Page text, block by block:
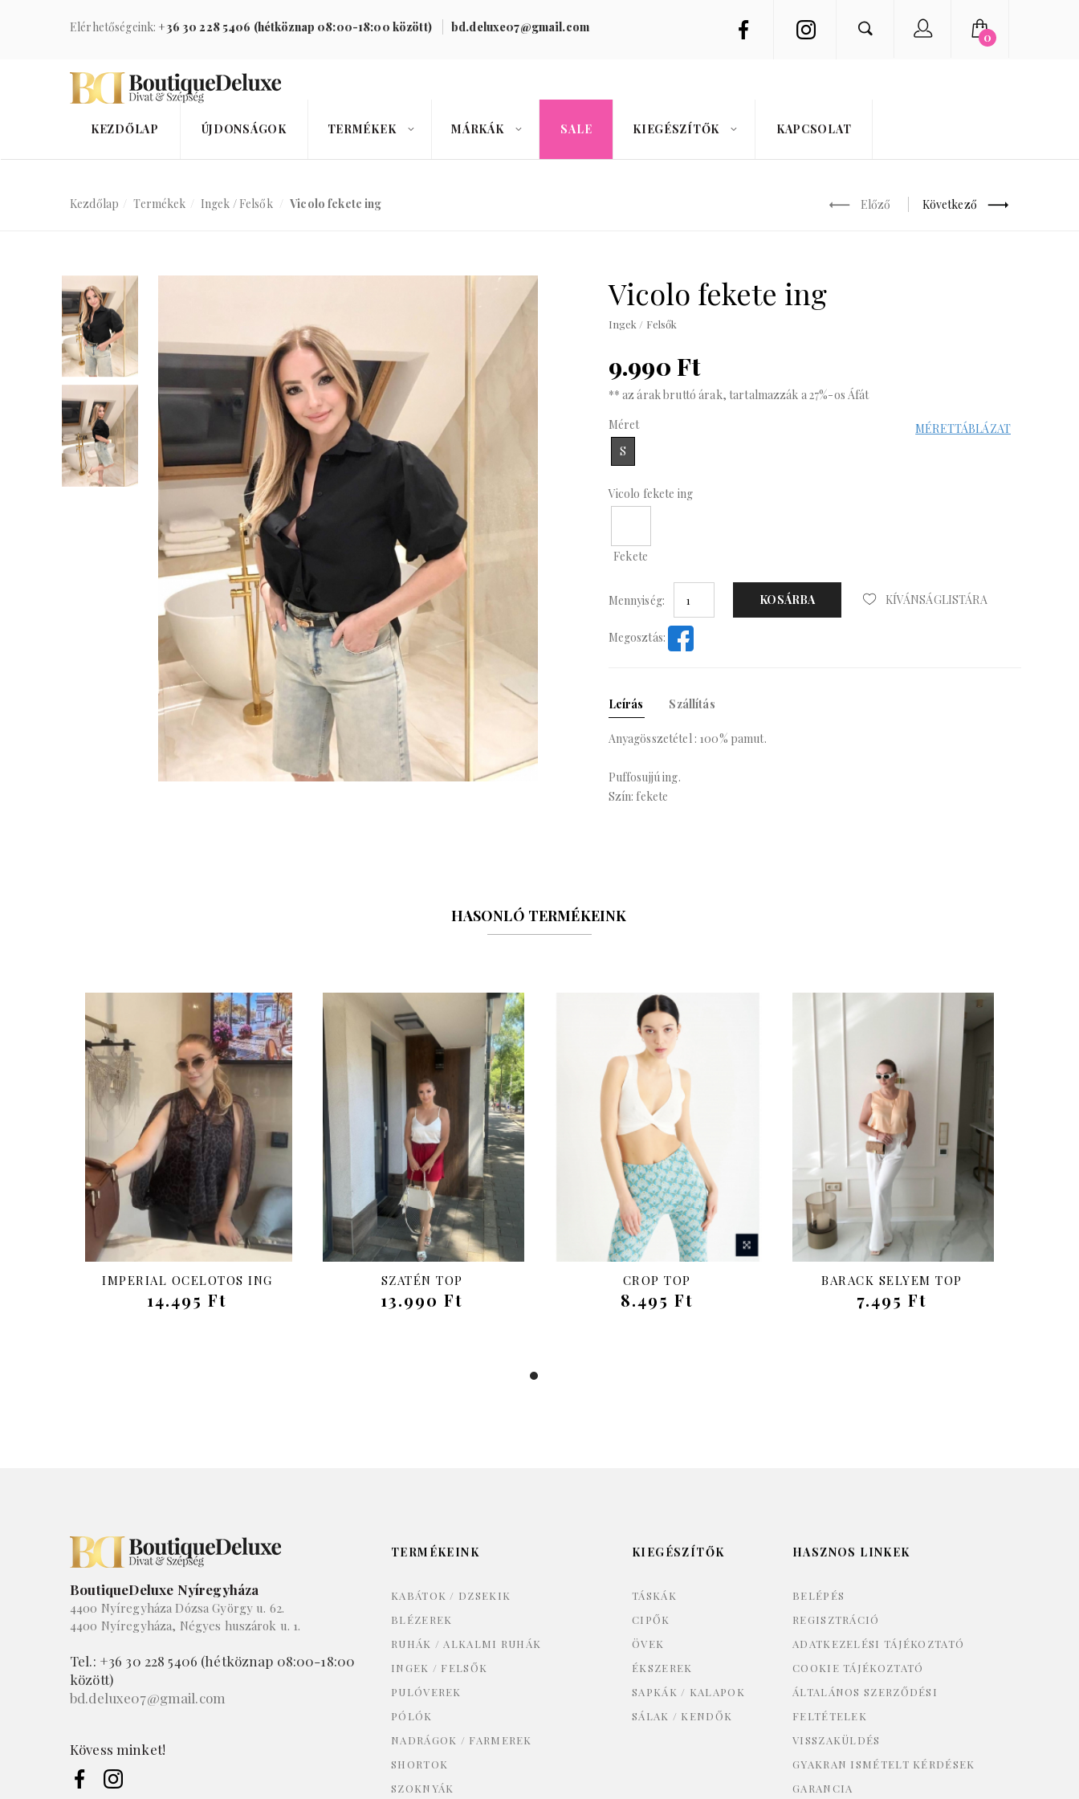
Elérhetőségeink: +36 30 228 5406 (hétköznap 08:00-18:00 között) bd.deluxe07@gmail.com
0
KEZDŐLAP ÚJDONSÁGOK TERMÉKEK MÁRKÁK SALE KIEGÉSZÍTŐK KAPCSOLAT
Kezdőlap Termékek Ingek / Felsők Vicolo fekete ing Előző Következő
Vicolo fekete ing
Ingek / Felsők
9.990 Ft
** az árak bruttó árak, tartalmazzák a 27%-os Áfát
Méret
MÉRETTÁBLÁZAT
S
Vicolo fekete ing
Fekete
Mennyiség: KOSÁRBA KÍVÁNSÁGLISTÁRA
Megosztás:
Leírás Szállítás
Anyagösszetétel : 100% pamut.
Puffosujjú ing.
Szín: fekete
HASONLÓ TERMÉKEINK
IMPERIAL OCELOTOS ING
14.495 Ft
SZATÉN TOP
13.990 Ft
CROP TOP
8.495 Ft
BARACK SELYEM TOP
7.495 Ft
BoutiqueDeluxe Nyíregyháza
4400 Nyíregyháza Dózsa György u. 62.
4400 Nyíregyháza, Négyes huszárok u. 1.
Tel.: +36 30 228 5406 (hétköznap 08:00-18:00
között)
bd.deluxe07@gmail.com
Kövess minket!
TERMÉKEINK
KABÁTOK / DZSEKIK
BLÉZEREK
RUHÁK / ALKALMI RUHÁK
INGEK / FELSŐK
PULÓVEREK
PÓLÓK
NADRÁGOK / FARMEREK
SHORTOK
SZOKNYÁK
KIEGÉSZÍTŐK
TÁSKÁK
CIPŐK
ÖVEK
ÉKSZEREK
SAPKÁK / KALAPOK
SÁLAK / KENDŐK
HASZNOS LINKEK
BELÉPÉS
REGISZTRÁCIÓ
ADATKEZELÉSI TÁJÉKOZTATÓ
COOKIE TÁJÉKOZTATÓ
ÁLTALÁNOS SZERZŐDÉSI
FELTÉTELEK
VISSZAKÜLDÉS
GYAKRAN ISMÉTELT KÉRDÉSEK
GARANCIA